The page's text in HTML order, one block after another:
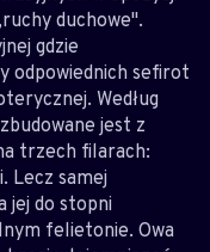
duchowe".
gdzie
odpowiednich sefirot
Według
jest z
trzech filarach:
Lecz samej
jej do stopni
felietonie. Owa